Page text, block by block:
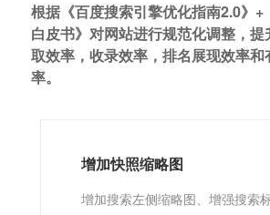
根据《百度搜索引擎优化指南2.0》+
白皮书》对网站进行规范化调整，
取效率，收录效率，排名展现效率和
率。
增加快照缩略图
增加搜索左侧缩略图、增强搜索